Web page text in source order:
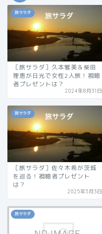
旅サラダ
［旅サラダ］久本雅美＆柴田
理恵が日光で女性2人旅！視聴
者プレゼントは？
2024年8月31日
旅サラダ
［旅サラダ］佐々木希が茨城
を巡る！視聴者プレゼント
は？
2025年5月3日
旅サラダ